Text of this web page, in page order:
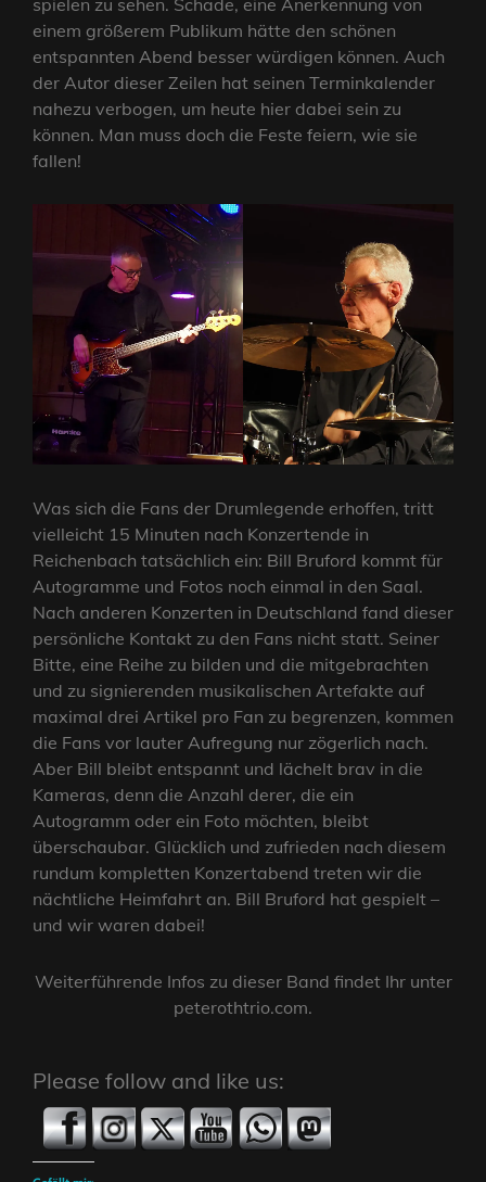
spielen zu sehen. Schade, eine Anerkennung von
einem größerem Publikum hätte den schönen
entspannten Abend besser würdigen können. Auch
der Autor dieser Zeilen hat seinen Terminkalender
nahezu verbogen, um heute hier dabei sein zu
können. Man muss doch die Feste feiern, wie sie
fallen!
Was sich die Fans der Drumlegende erhoffen, tritt
vielleicht 15 Minuten nach Konzertende in
Reichenbach tatsächlich ein: Bill Bruford kommt für
Autogramme und Fotos noch einmal in den Saal.
Nach anderen Konzerten in Deutschland fand dieser
persönliche Kontakt zu den Fans nicht statt. Seiner
Bitte, eine Reihe zu bilden und die mitgebrachten
und zu signierenden musikalischen Artefakte auf
maximal drei Artikel pro Fan zu begrenzen, kommen
die Fans vor lauter Aufregung nur zögerlich nach.
Aber Bill bleibt entspannt und lächelt brav in die
Kameras, denn die Anzahl derer, die ein
Autogramm oder ein Foto möchten, bleibt
überschaubar. Glücklich und zufrieden nach diesem
rundum kompletten Konzertabend treten wir die
nächtliche Heimfahrt an. Bill Bruford hat gespielt –
und wir waren dabei!
Weiterführende Infos zu dieser Band findet Ihr unter
peterothtrio.com.
Please follow and like us: